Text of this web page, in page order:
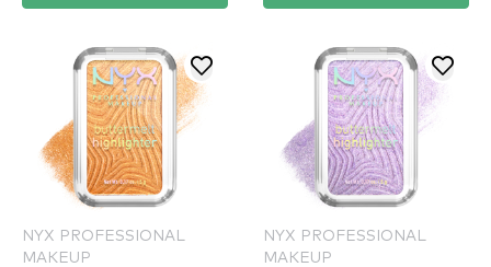
NYX PROFESSIONAL
MAKEUP
NYX PROFESSIONAL
MAKEUP